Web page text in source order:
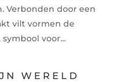
Verbonden door een
vilt vormen de
voor...
WERELD